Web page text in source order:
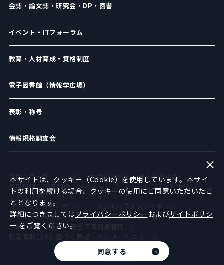
会誌・論文誌・研究会・DP・図書
イベント・ITフォーラム
教育・人材育成・資格制度
電子図書館（情報学広場）
表彰・称号
情報規格調査会
賛助会員一覧 アクセス・お問い合わせ
よくある質問
採用情報
関連団体 サイトマップ English
サイトポリシー
セキュリティについて
プライバシーポリシー
アクセシビリティポリシー
ソーシャルメディア運用ポリシー
倫理綱領
著作権について
広告のお申し込み
安全保障貿易管理
本サイトは、クッキー（Cookie）を使用しています。本サイ
トの利用を続ける場合、クッキーの使用にご同意いただいたこ
ととなります。
詳細につきましてはプライバシーポリシー およびサイトポリシ
ー をご覧ください。
同意する